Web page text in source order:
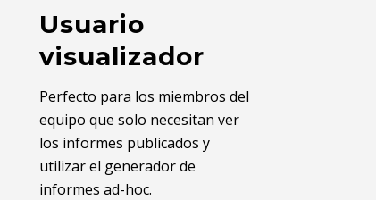
Usuario
visualizador
Perfecto para los miembros del
equipo que solo necesitan ver
los informes publicados y
utilizar el generador de
informes ad-hoc.